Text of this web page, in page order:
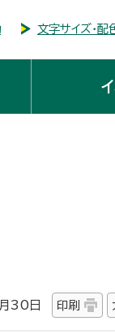
文字サイズ・配
30日 印刷